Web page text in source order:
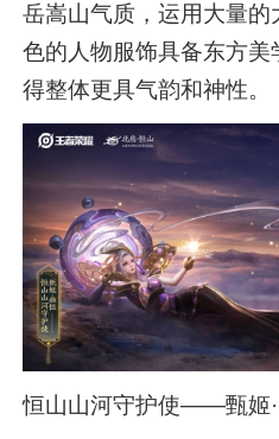
岳嵩山气质，运用大量
色的人物服饰具备东方
得整体更具气韵和神性。
恒山山河守护使——甄姬